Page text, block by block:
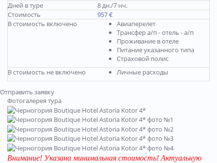
Дней в туре
8 дн./7 нч.
Стоимость
957 €
В стоимость включено
Авиаперелет
Трансфер а/п - отель - а/п
Проживание в отеле
Питание указанного типа
Страховой полис
В стоимость не включено
Личные расходы
Отправить заявку
Фотогалерея тура
Внимание! Указана минимальная стоимость! Актуальную